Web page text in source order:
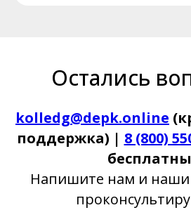
Остались
kolledg@depk.online
поддержка) | 8 (800)
Напишите нам и наши